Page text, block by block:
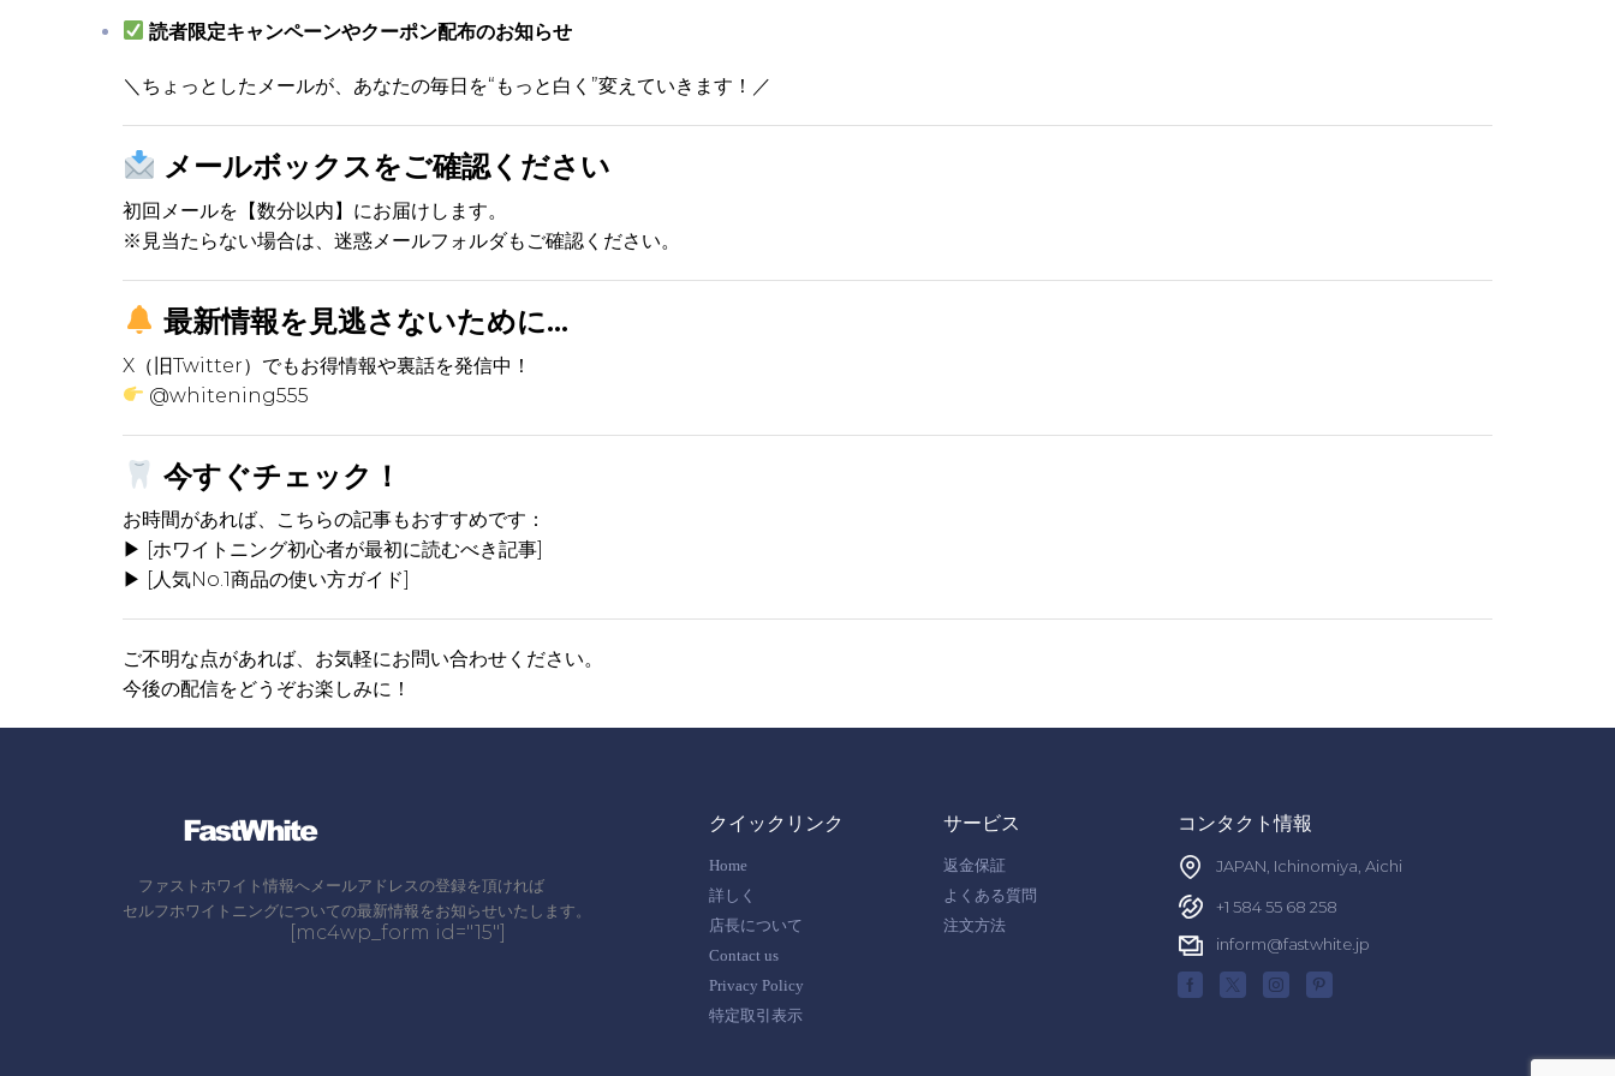
読者限定キャンペーンやクーポン配布のお知らせ
＼ちょっとしたメールが、あなたの毎日を“もっと白く”変えていきます！／
メールボックスをご確認ください
初回メールを【数分以内】にお届けします。
※見当たらない場合は、迷惑メールフォルダもご確認ください。
最新情報を見逃さないために…
X（旧Twitter）でもお得情報や裏話を発信中！
@whitening555
今すぐチェック！
お時間があれば、こちらの記事もおすすめです：
▶ [ ホワイトニング初心者が最初に読むべき記事
▶ [
人気No.1商品の使い方ガイド
ご不明な点があれば、お気軽にお問い合わせ ください。
今後の配信をどうぞお楽しみに！
ファストホワイト情報へメールアドレスの登録を頂ければ
セルフホワイトニングについての最新情報をお知らせいたします。
[mc4wp_form id="15"]
クイックリンク
Home
詳しく
店長について
Contact us
Privacy Policy
特定取引表示
サービス
返金保証
よくある質問
注文方法
コンタクト情報
JAPAN, Ichinomiya, Aichi
+1 584 55 68 258
inform@fastwhite.jp
FacebookTwitterInstagramPinterest